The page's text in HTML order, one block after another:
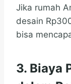
Jika rumah
desain
bisa
3. Biaya